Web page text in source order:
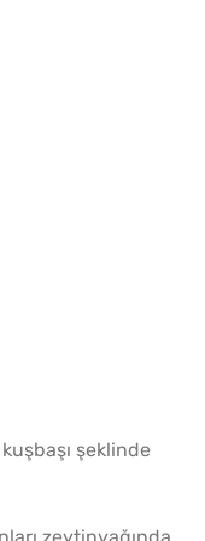
şeklinde